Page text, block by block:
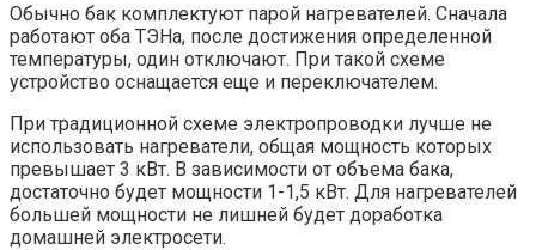
Обычно бак комплектуют парой нагревателей. Сначала
работают оба ТЭНа, после достижения определенной
температуры, один отключают. При такой схеме
устройство оснащается еще и переключателем.
При традиционной схеме электропроводки лучше не
использовать нагреватели, общая мощность которых
превышает 3 кВт. В зависимости от объема бака,
достаточно будет мощности 1-1,5 кВт. Для нагревателей
большей мощности не лишней будет доработка
домашней электросети.